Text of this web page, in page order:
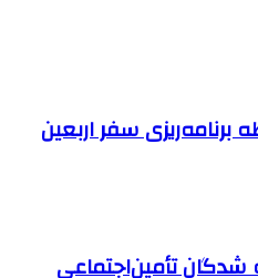
سفر اربعین